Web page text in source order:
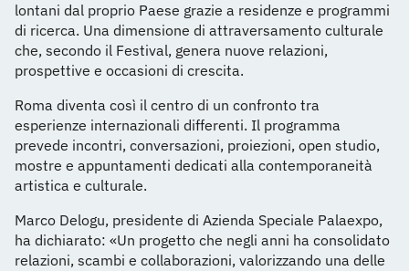
lontani dal proprio Paese grazie a residenze e programmi
di ricerca. Una dimensione di attraversamento culturale
che, secondo il Festival, genera nuove relazioni,
prospettive e occasioni di crescita.
Roma diventa così il centro di un confronto tra
esperienze internazionali differenti. Il programma
prevede incontri, conversazioni, proiezioni, open studio,
mostre e appuntamenti dedicati alla contemporaneità
artistica e culturale.
Marco Delogu, presidente di Azienda Speciale Palaexpo,
ha dichiarato: «Un progetto che negli anni ha consolidato
relazioni, scambi e collaborazioni, valorizzando una delle